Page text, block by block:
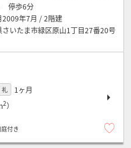
停歩6分
2009年7月 / 2階建
さいたま市緑区原山1丁目27番20号
礼
1ヶ月
2）
付き